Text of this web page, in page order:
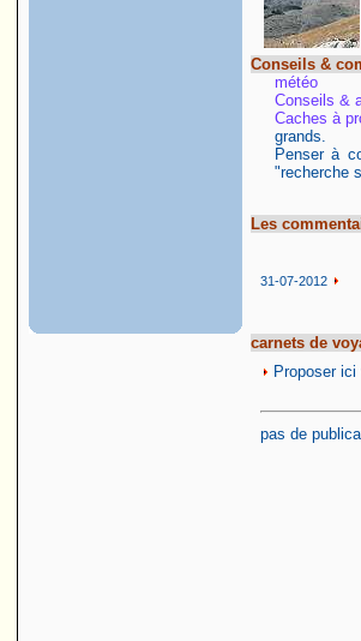
Conseils &
météo
Conseils &
Caches à
grands.
Penser à
"recherche
Les
31-07-2012
carnets de
Proposer ici
pas de